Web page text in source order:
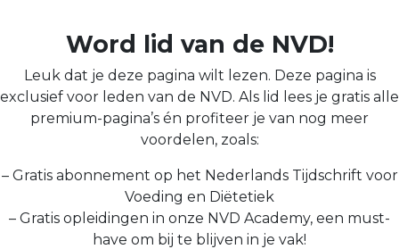
Word lid van de NVD!
Leuk dat je deze pagina wilt lezen. Deze pagina is
exclusief voor leden van de NVD. Als lid lees je gratis alle
premium-pagina’s én profiteer je van nog meer
voordelen, zoals:
– Gratis abonnement op het Nederlands Tijdschrift voor
Voeding en Diëtetiek
– Gratis opleidingen in onze NVD Academy, een must-
have om bij te blijven in je vak!